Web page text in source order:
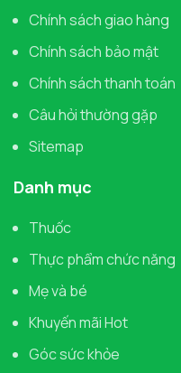
Chính sách giao hàng
Chính sách bảo mật
Chính sách thanh toán
Câu hỏi thường gặp
Sitemap
Danh mục
Thuốc
Thực phẩm chức năng
Mẹ và bé
Khuyến mãi Hot
Góc sức khỏe